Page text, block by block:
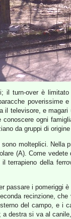
il turn-over è
poverissime
televisore, e
conoscere ogni
da gruppi di
molteplici.
(A). Come
terrapieno della
passare i pomeriggi
recinzione,
del campo, e i
destra si va al